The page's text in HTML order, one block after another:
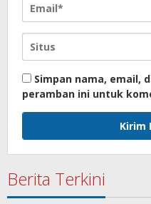
Simpan nama, email,
peramban ini untuk
Berita Terkini